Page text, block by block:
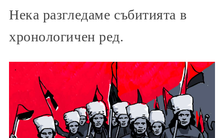
Нека разгледаме събитията в
хронологичен ред.